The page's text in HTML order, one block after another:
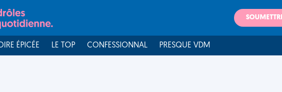
ÉPICÉE LE TOP CONFESSIONNAL PRESQUE VDM